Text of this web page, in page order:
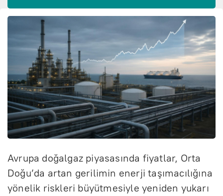
Avrupa doğalgaz piyasasında fiyatlar, Orta
Doğu’da artan gerilimin enerji taşımacılığına
yönelik riskleri büyütmesiyle yeniden yukarı